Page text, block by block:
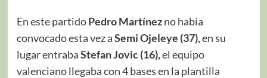
En este partidoPedro Martínezno había
convocado esta vez aSemi Ojeleye (37),en su
lugar entrabaStefan Jovic (16),el equipo
valenciano llegaba con 4 bases en la plantilla